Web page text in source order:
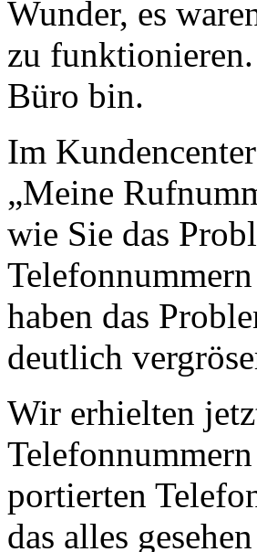
Wunder, es
zu
Büro bin.
Im
„Meine
wie Sie das
haben das
deutlich
Wir erhielten
portierten
das alles